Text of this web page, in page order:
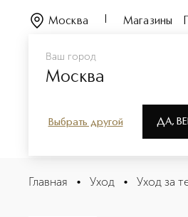
Ваш город
Москва
Выбрать другой ДА,
Москва Магазины
Moroccan Rose
Главная • Уход • Уход за